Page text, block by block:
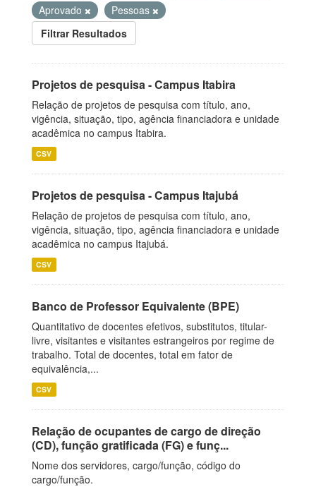
Aprovado
Pessoas
Filtrar Resultados
Projetos de pesquisa - Campus Itabira
Relação de projetos de pesquisa com título, ano,
vigência, situação, tipo, agência financiadora e unidade
acadêmica no campus Itabira.
CSV
Projetos de pesquisa - Campus Itajubá
Relação de projetos de pesquisa com título, ano,
vigência, situação, tipo, agência financiadora e unidade
acadêmica no campus Itajubá.
CSV
Banco de Professor Equivalente (BPE)
Quantitativo de docentes efetivos, substitutos, titular-
livre, visitantes e visitantes estrangeiros por regime de
trabalho. Total de docentes, total em fator de
equivalência,...
CSV
Relação de ocupantes de cargo de direção
(CD), função gratificada (FG) e funç...
Nome dos servidores, cargo/função, código do
cargo/função.